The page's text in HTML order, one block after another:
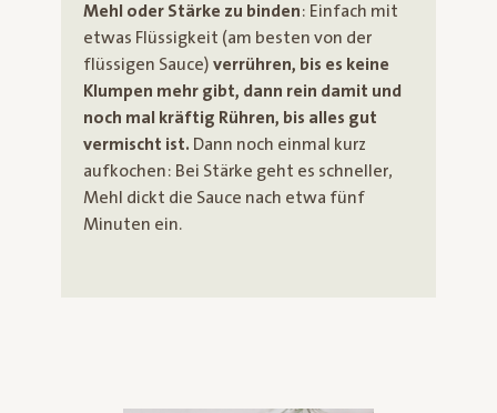
Mehl oder Stärke zu binden: Einfach mit
etwas Flüssigkeit (am besten von der
flüssigen Sauce) verrühren, bis es keine
Klumpen mehr gibt, dann rein damit und
noch mal kräftig Rühren, bis alles gut
vermischt ist. Dann noch einmal kurz
aufkochen: Bei Stärke geht es schneller,
Mehl dickt die Sauce nach etwa fünf
Minuten ein.